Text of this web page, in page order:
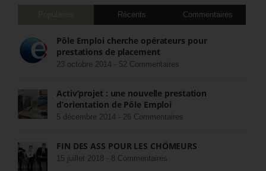
Récents Commentaires
Pôle Emploi cherche opérateurs pour
prestations de placement
23 octobre 2014 - 52 Commentaires
Activ’projet : une nouvelle prestation
d’orientation de Pôle Emploi
5 décembre 2014 - 26 Commentaires
FIN DES ASS POUR LES CHÔMEURS
15 juillet 2018 - 8 Commentaires